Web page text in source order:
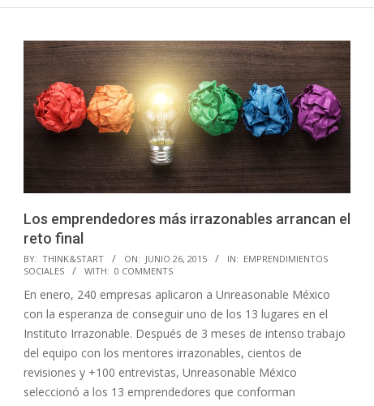
Los emprendedores más irrazonables arrancan el
reto final
2015-
06-
26
BY: THINK&START ON: JUNIO 26, 2015 IN: EMPRENDIMIENTOS
SOCIALES
WITH: 0 COMMENTS
En enero, 240 empresas aplicaron a Unreasonable México
con la esperanza de conseguir uno de los 13 lugares en el
Instituto Irrazonable. Después de 3 meses de intenso trabajo
del equipo con los mentores irrazonables, cientos de
revisiones y +100 entrevistas, Unreasonable México
seleccionó a los 13 emprendedores que conforman